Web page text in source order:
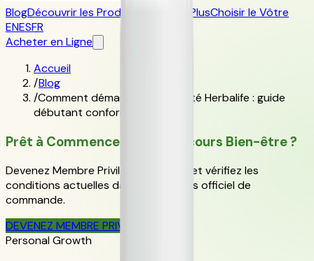
BlogDécouvrir les Produits En Savoir PlusChoisir le Vôtre
ENESFR
Acheter en Ligne
Accueil
/Blog
/Comment démarrer une activité Herbalife : guide
débutant conforme aux règles
Prêt à Commencer Votre Parcours Bien-être ?
Devenez Membre Privilégié Herbalife et vérifiez les
conditions actuelles dans le parcours officiel de
commande.
DEVENEZ MEMBRE PRIVILÉGIÉ
Personal Growth